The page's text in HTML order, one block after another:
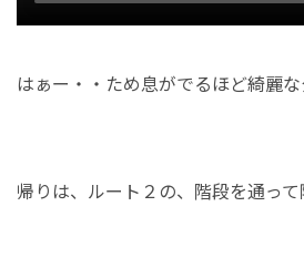
はぁー・・ため息がでるほど綺麗な
帰りは、ルート２の、階段を通って